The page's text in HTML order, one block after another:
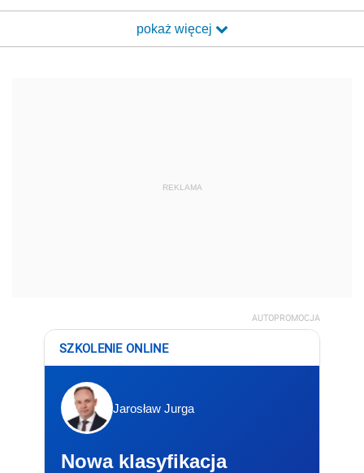
pokaż więcej
REKLAMA
AUTOPROMOCJA
SZKOLENIE ONLINE
Jarosław Jurga
Nowa klasyfikacja